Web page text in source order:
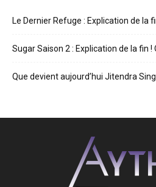
Le Dernier Refuge : Explication de la
Sugar Saison 2 : Explication de la fin !
Que devient aujourd’hui Jitendra